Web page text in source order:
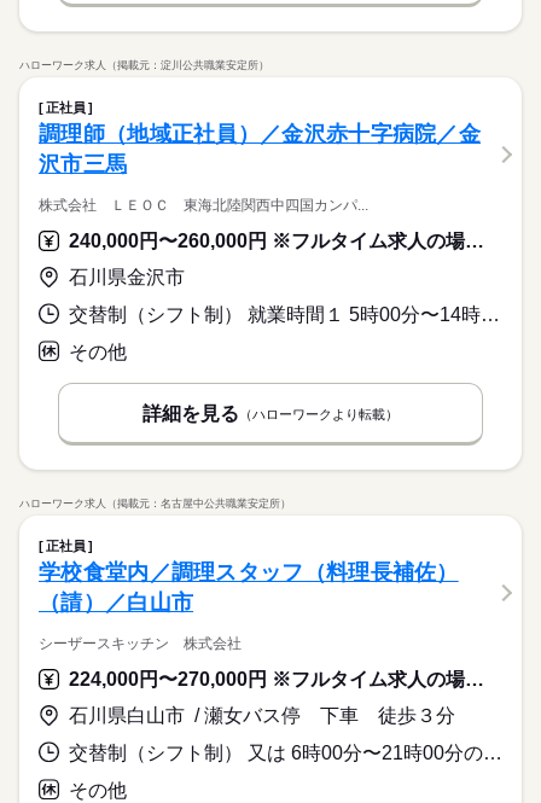
ハローワーク求人（掲載元：淀川公共職業安定所）
正社員
調理師（地域正社員）／金沢赤十字病院／金
沢市三馬
株式会社 ＬＥＯＣ 東海北陸関西中四国カンパ...
240,000円〜260,000円 ※フルタイム求人の場合は月額（換算額）、パート求人の場合は時間額を表示しています。
石川県金沢市
交替制（シフト制） 就業時間１ 5時00分〜14時00分 就業時間２ 10時00分〜19時00分
その他
詳細を見る （ハローワークより転載）
ハローワーク求人（掲載元：名古屋中公共職業安定所）
正社員
学校食堂内／調理スタッフ（料理長補佐）
（請）／白山市
シーザースキッチン 株式会社
224,000円〜270,000円 ※フルタイム求人の場合は月額（換算額）、パート求人の場合は時間額を表示しています。
石川県白山市 / 瀬女バス停 下車 徒歩３分
交替制（シフト制） 又は 6時00分〜21時00分の時間の間の8時間程度 就業時間に関する特記事項 就業時間に関する相談可。
その他